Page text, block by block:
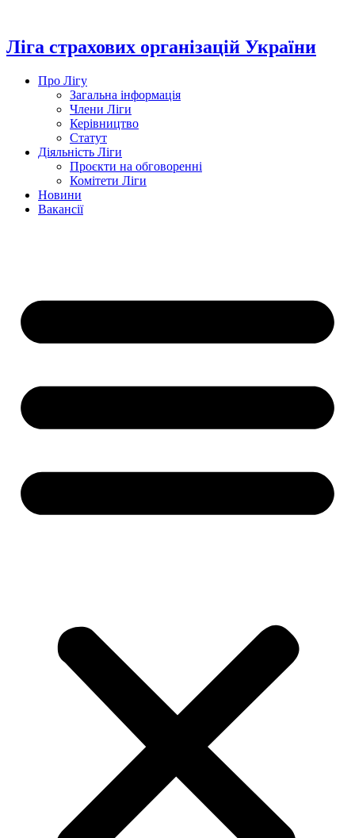
вмісту
Ліга страхових організацій України
Про Лігу
Загальна інформація
Члени Ліги
Керівництво
Статут
Діяльність Ліги
Проєкти на обговоренні
Комітети Ліги
Новини
Вакансії